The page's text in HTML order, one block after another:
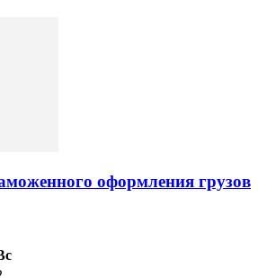
оформления грузов